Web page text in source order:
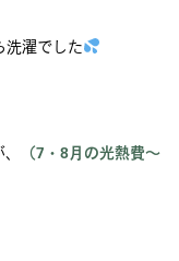
洗濯でした
（7・8月の光熱費～